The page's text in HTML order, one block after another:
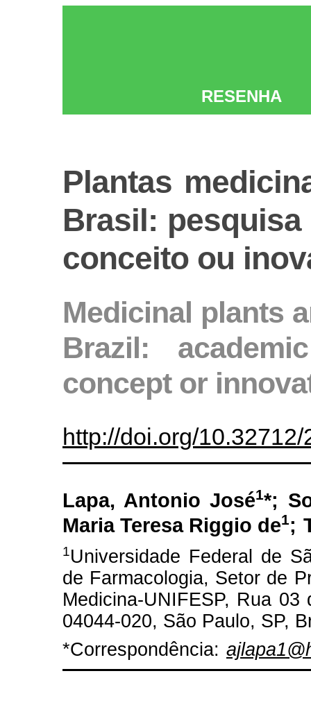
RESENHA
Plantas
Brasil:
conceito ou
Medicinal plants
Brazil:
concept or
http://doi.org/
Lapa, Antonio José1*;
Maria Teresa Riggio de1;
1Universidade Federal de
de Farmacologia, Setor de
Medicina-UNIFESP, Rua
04044-020, São Paulo, SP,
*Correspondência: